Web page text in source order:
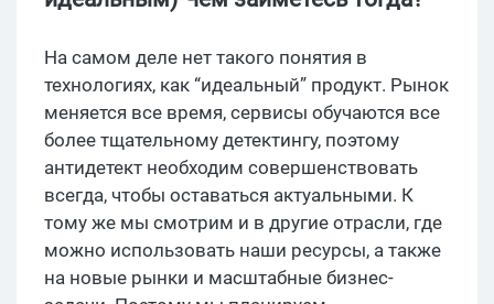
На самом деле нет такого понятия в
технологиях, как “идеальный” продукт. Рынок
меняется все время, сервисы обучаются все
более тщательному детектингу, поэтому
антидетект необходим совершенствовать
всегда, чтобы оставаться актуальными. К
тому же мы смотрим и в другие отрасли, где
можно использовать наши ресурсы, а также
на новые рынки и масштабные бизнес-